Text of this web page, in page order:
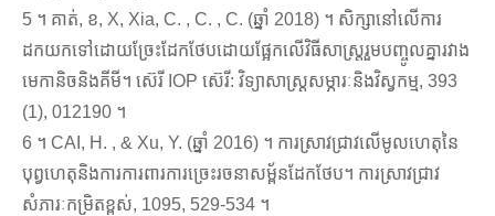
5 ។ គាត់, ខ, X, Xia, C. , C. , C. (ឆ្នាំ 2018) ។ សិក្សានៅលើការ
ដកយកទៅដោយច្រែះដែកថែបដោយផ្អែកលើវិធីសាស្រ្តរួមបញ្ចូលគ្នារវាង
មេកានិចនិងគីមី។ ស៊េរី IOP ស៊េរី: វិទ្យាសាស្ត្រសម្ភារៈនិងវិស្វកម្ម, 393
(1), 012190 ។
6 ។ CAI, H. , & Xu, Y. (ឆ្នាំ 2016) ។ ការស្រាវជ្រាវលើមូលហេតុនៃ
បុព្វហេតុនិងការការពារការច្រេះរចនាសម្ព័នដែកថែប។ ការស្រាវជ្រាវ
សំភារៈកម្រិតខ្ពស់, 1095, 529-534 ។